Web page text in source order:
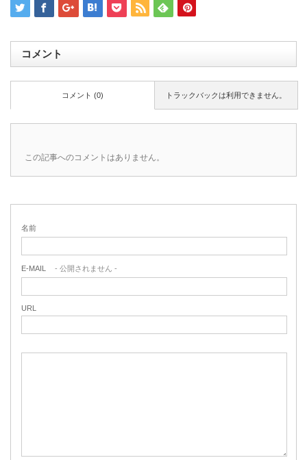
コメント
トラックバックは利用できません。
コメント (0)
この記事へのコメントはありません。
名前
E-MAIL - 公開されません -
URL